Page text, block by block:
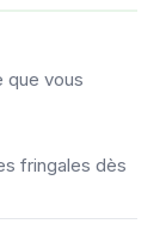
que vous
fringales dès